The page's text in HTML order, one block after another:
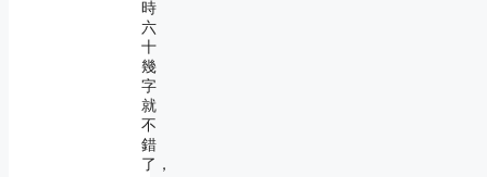
時
六
十
幾
字
就
不
錯
了，